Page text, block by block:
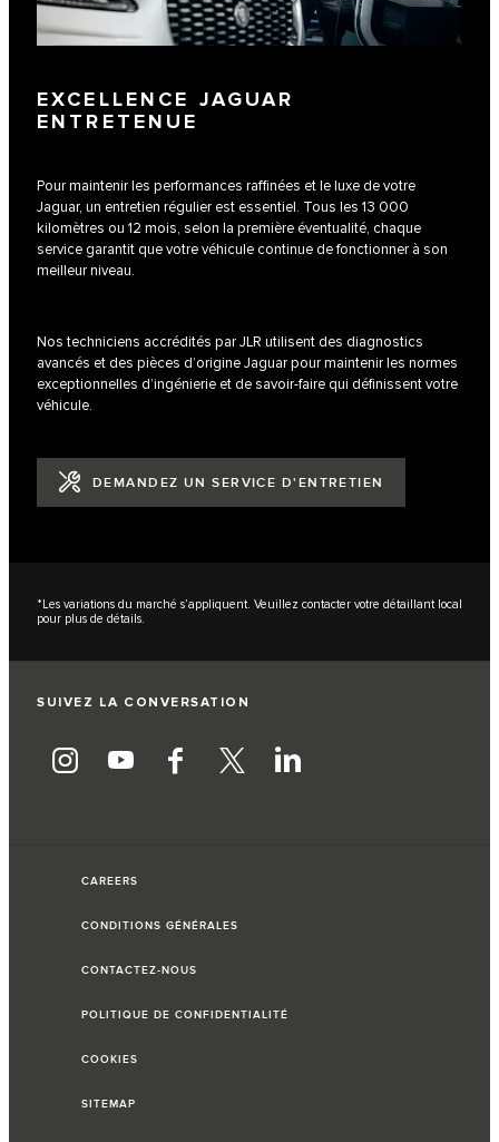
EXCELLENCE JAGUAR
ENTRETENUE
Pour maintenir les performances raffinées et le luxe de votre
Jaguar, un entretien régulier est essentiel. Tous les 13 000
kilomètres ou 12 mois, selon la première éventualité, chaque
service garantit que votre véhicule continue de fonctionner à son
meilleur niveau.
Nos techniciens accrédités par JLR utilisent des diagnostics
avancés et des pièces d’origine Jaguar pour maintenir les normes
exceptionnelles d’ingénierie et de savoir-faire qui définissent votre
véhicule.
DEMANDEZ UN SERVICE D'ENTRETIEN
*Les variations du marché s’appliquent. Veuillez contacter votre détaillant local
pour plus de détails.
SUIVEZ LA CONVERSATION
CAREERS
CONDITIONS GÉNÉRALES
CONTACTEZ-NOUS
POLITIQUE DE CONFIDENTIALITÉ
COOKIES
SITEMAP